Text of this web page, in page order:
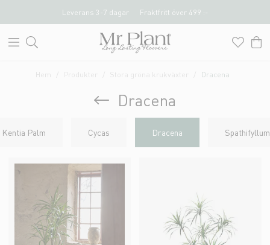
Leverans 3-7 dagar Fraktfritt över 499 :-
Hem Produkter Stora gröna krukväxter Dracena
Dracena
Kentia Palm Cycas Dracena Spathifyllum